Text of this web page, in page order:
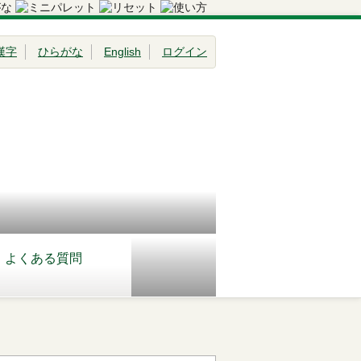
よくある質問
字 ひらがな English ログイン